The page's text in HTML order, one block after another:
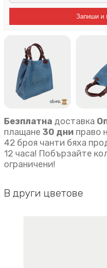
Запиши и
Безплатна доставка
плащане 30 дни право
42 броя чанти бяха
12 часа! Побързайте
ограничени!
В други цветове